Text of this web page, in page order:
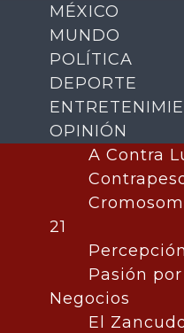
Respalda
al campo
para
Publicado por:Juan
MÉXICO
MUNDO
POLÍTICA
DEPORTE
OPINIÓN
A Contra
21
Percepción
Pasión
Negocios
El